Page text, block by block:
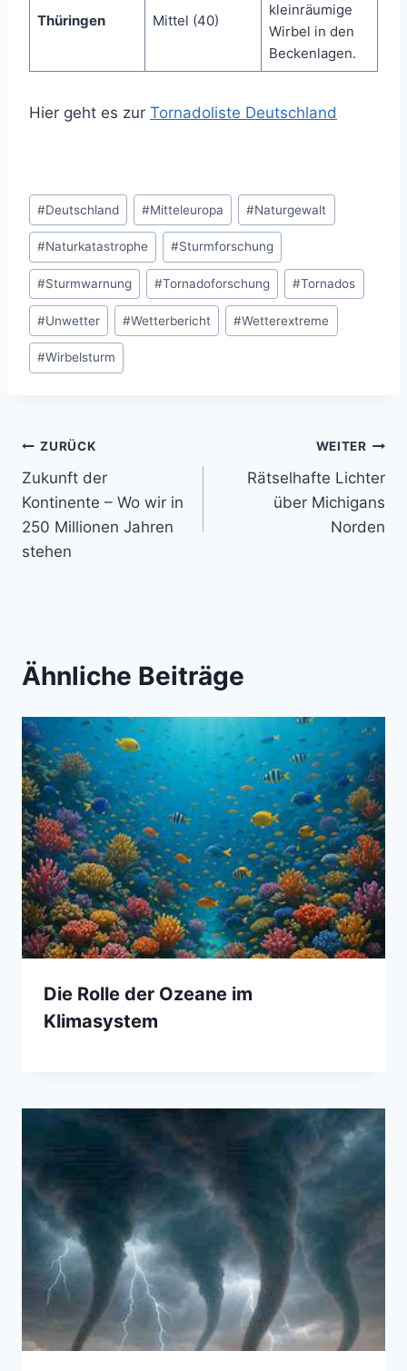
Thüringen Mittel (40)
kleinräumige
Wirbel in den
Beckenlagen.
Hier geht es zur Tornadoliste Deutschland
Schlagworte:
#Deutschland #Mitteleuropa #Naturgewalt
#Naturkatastrophe #Sturmforschung
#Sturmwarnung #Tornadoforschung #Tornados
#Unwetter #Wetterbericht #Wetterextreme
#Wirbelsturm
Beitragsnavigation
ZURÜCK
Zukunft der
Kontinente – Wo wir in
250 Millionen Jahren
stehen
WEITER
Rätselhafte Lichter
über Michigans
Norden
Ähnliche Beiträge
Die Rolle der Ozeane im
Klimasystem